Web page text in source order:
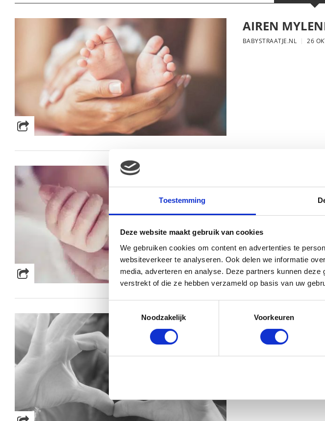
Toestemming
Deze website maakt gebruik van cookies
We gebruiken cookies om content en advertenties te
websiteverkeer te analyseren. Ook delen we informatie
media, adverteren en analyse. Deze partners kunnen
verstrekt of die ze hebben verzameld op basis van uw
Noodzakelijk
Voorkeuren
AIREN
BABYSTRAATJE.NL 26
FOTO: SAAR
BABYSTRAATJE.NL 25
KIM KÖTTER
MANNEN